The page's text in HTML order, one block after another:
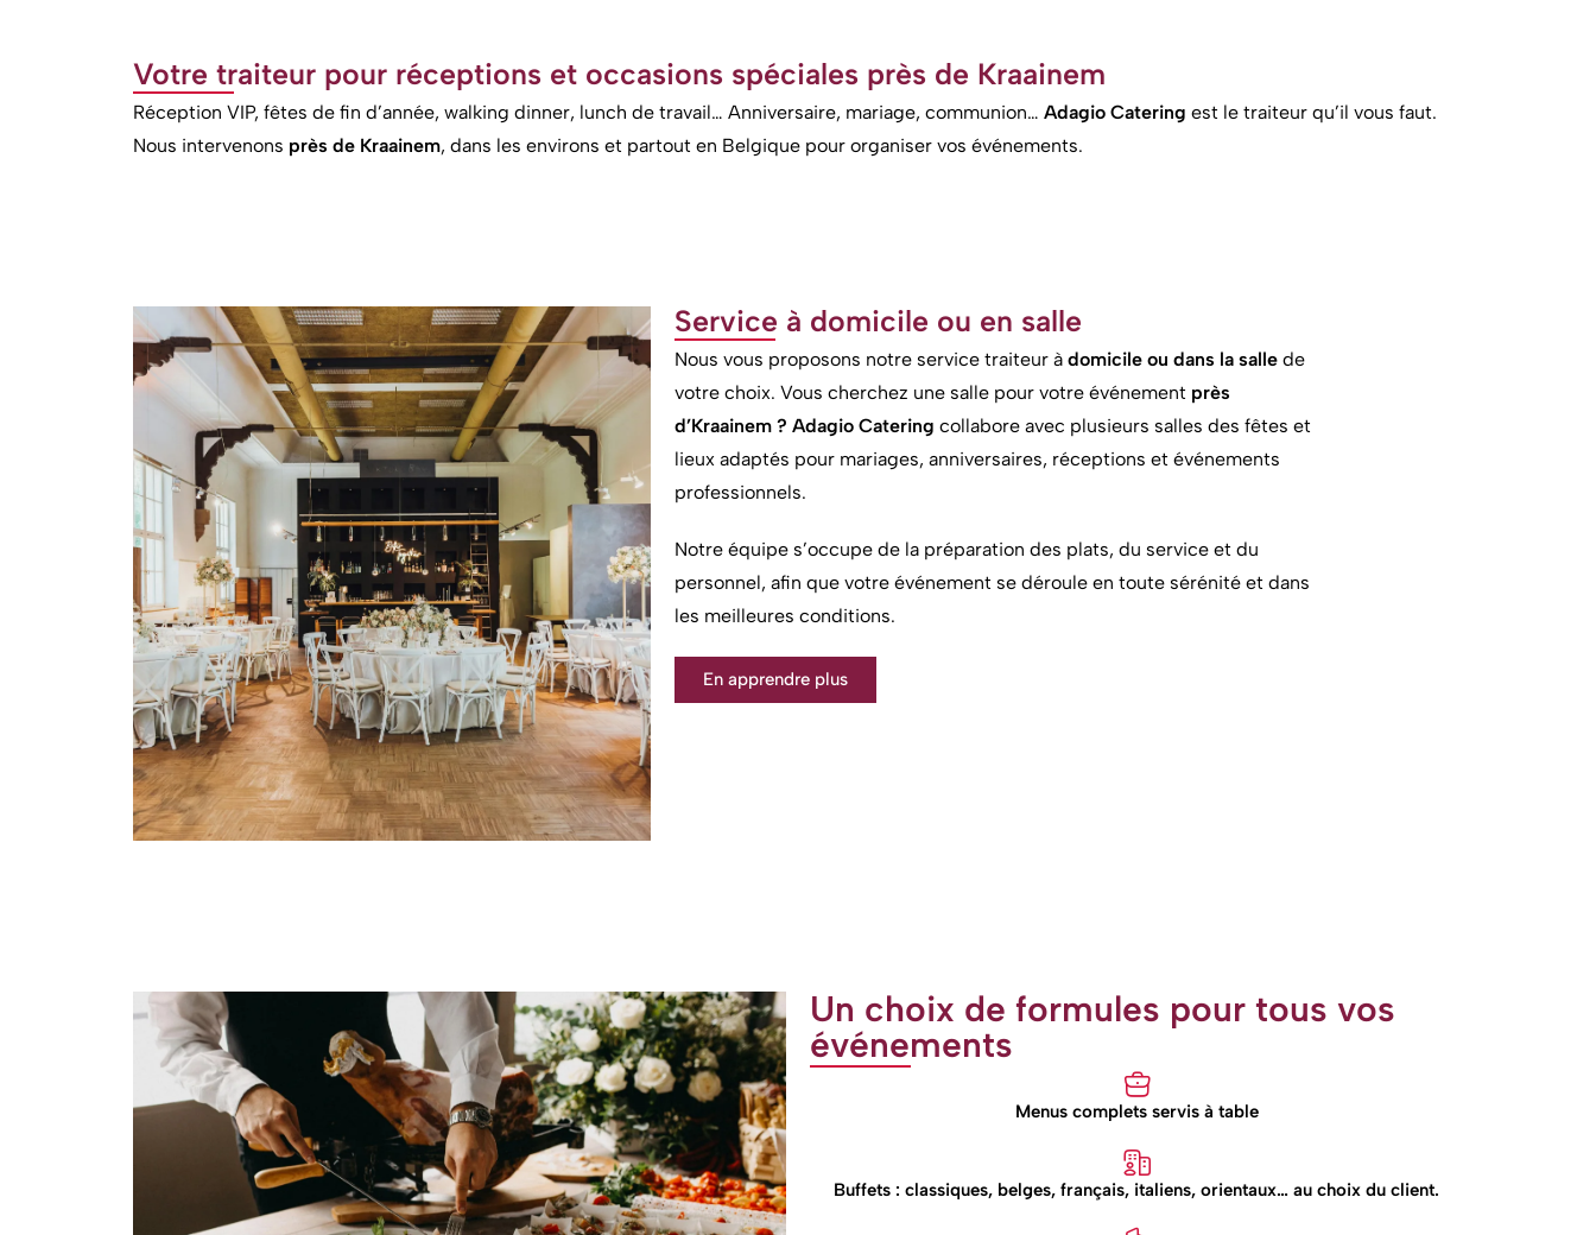
Votre traiteur pour réceptions et occasions spéciales près de Kraainem
Réception VIP, fêtes de fin d’année, walking dinner, lunch de travail… Anniversaire, mariage, communion… Adagio Catering est le traiteur qu’il vous faut.
Nous intervenons près de Kraainem, dans les environs et partout en Belgique pour organiser vos événements.
Service à domicile ou en salle
Nous vous proposons notre service traiteur à domicile ou dans la salle de
votre choix. Vous cherchez une salle pour votre événement près
d’Kraainem ? Adagio Catering collabore avec plusieurs salles des fêtes et
lieux adaptés pour mariages, anniversaires, réceptions et événements
professionnels.
Notre équipe s’occupe de la préparation des plats, du service et du
personnel, afin que votre événement se déroule en toute sérénité et dans
les meilleures conditions.
En apprendre plus
Un choix de formules pour tous vos
événements
Menus complets servis à table
Buffets : classiques, belges, français, italiens, orientaux… au choix du client.